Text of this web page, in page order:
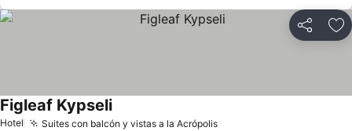
Compartir
Hotel Suites con balcón y vistas a la Acrópolis
Figleaf Kypseli